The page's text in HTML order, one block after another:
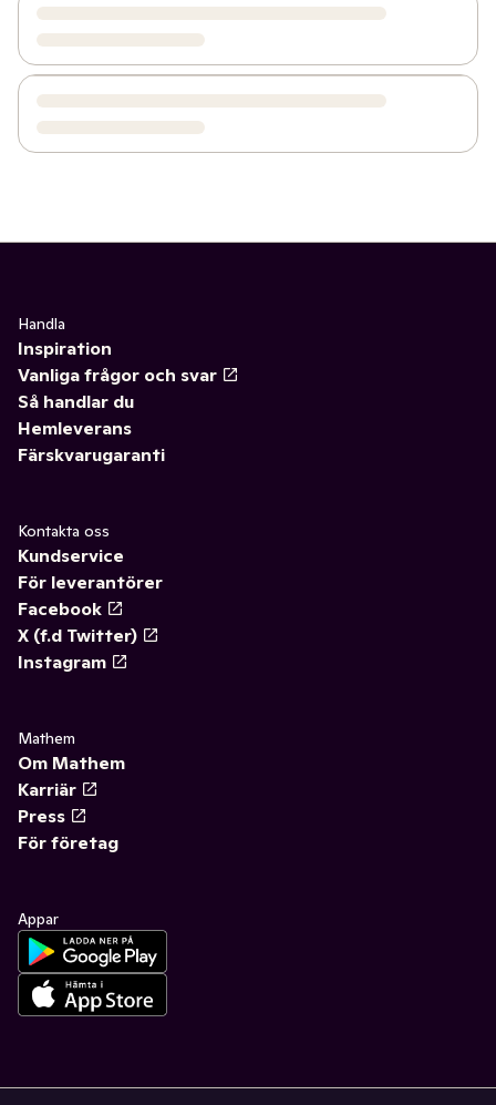
Handla
Inspiration
Vanliga frågor och svar
Så handlar du
Hemleverans
Färskvarugaranti
Kontakta oss
Kundservice
För leverantörer
Facebook
X (f.d Twitter)
Instagram
Mathem
Om Mathem
Karriär
Press
För företag
Appar